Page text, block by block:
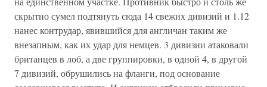
скрытно сумел подтянуть сюда 14 свежих дивизий и 1.12
нанес контрудар, явившийся для англичан таким же
внезапным, как их удар для немцев. 3 дивизии атаковали
британцев в лоб, а две группировки, в одной 4, в другой
7 дивизий, обрушились на фланги, под основание